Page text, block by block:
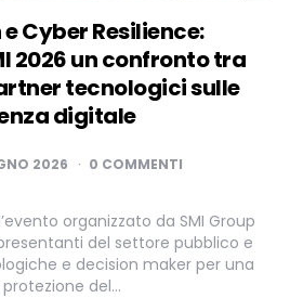
Cyber Resilience:
2026 un confronto tra
tecnologici sulle
digitale
2026 0 COMMENTI
organizzato da SMI Group
del settore pubblico e
e decision maker per una
del…